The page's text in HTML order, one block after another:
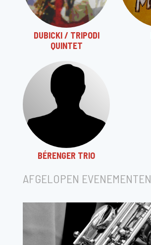
DUBICKI / TRIPODI
QUINTET
BÉRENGER TRIO
AFGELOPEN EVENEMENTEN